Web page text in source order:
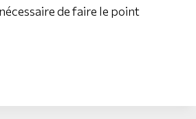
de faire le point